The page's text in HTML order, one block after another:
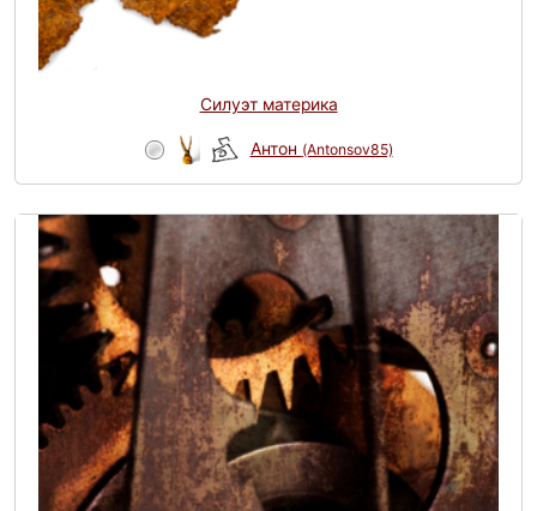
Силуэт материка
Антон (Antonsov85)